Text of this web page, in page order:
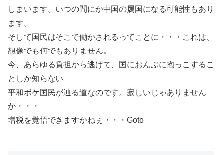
しまいます。いつの間にか中国の属国になる可能性もあり
ます。
そして国民はそこで働かされるってことに・・・これは、
想像でも何でもありません。
今、あらゆる負担から逃げて、国におんぶに抱っこするこ
としか知らない
平和ボケ国民が辿る道なのです。寂しいじゃありません
か・・・
増税を覚悟できますかねぇ・・・Goto